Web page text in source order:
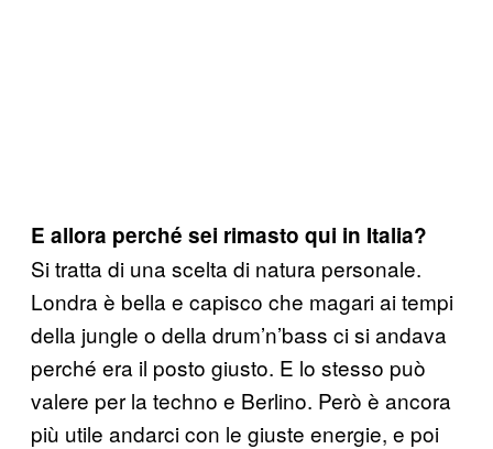
E allora perché sei rimasto qui in Italia?
Si tratta di una scelta di natura personale.
Londra è bella e capisco che magari ai tempi
della jungle o della drum’n’bass ci si andava
perché era il posto giusto. E lo stesso può
valere per la techno e Berlino. Però è ancora
più utile andarci con le giuste energie, e poi